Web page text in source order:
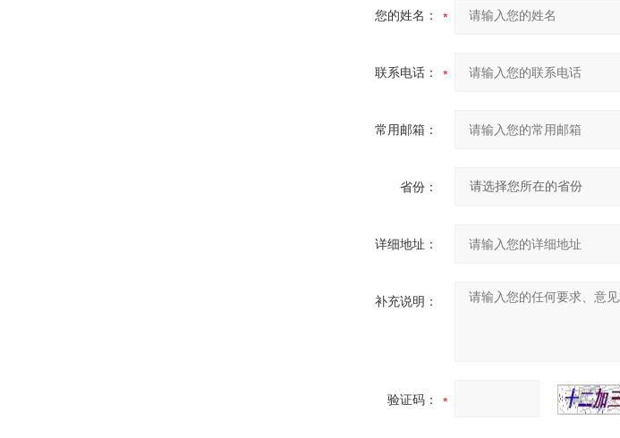
您的姓名：
联系电话：
常用邮箱：
省份：
详细地址：
补充说明：
验证码：